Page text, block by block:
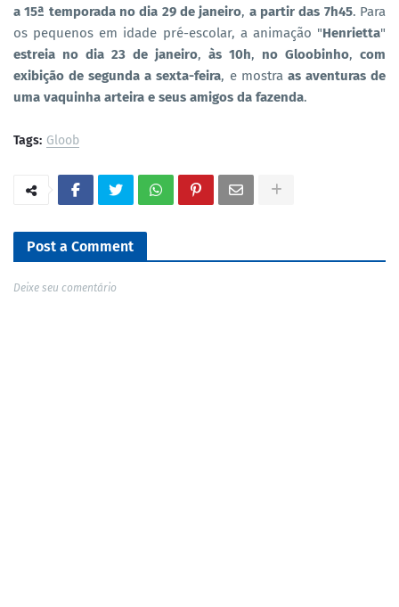
a 15ª temporada no dia 29 de janeiro, a partir das 7h45. Para
os pequenos em idade pré-escolar, a animação "Henrietta"
estreia no dia 23 de janeiro, às 10h, no Gloobinho, com
exibição de segunda a sexta-feira, e mostra as aventuras de
uma vaquinha arteira e seus amigos da fazenda.
Tags: Gloob
Post a Comment
Deixe seu comentário